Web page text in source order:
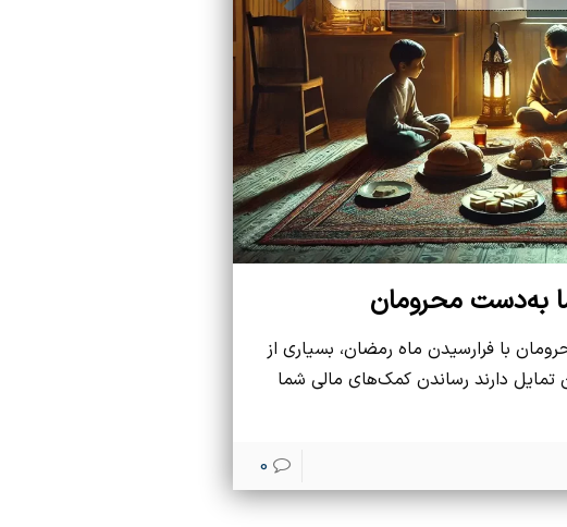
به‌دست محرومان
با فرارسیدن ماه رمضان، بسیاری از
دارند رساندن کمک‌های مالی شما
0